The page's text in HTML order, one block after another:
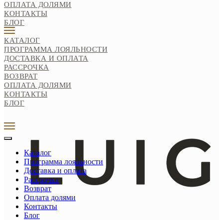
=
0
0
ОПЛАТА ДОЛЯМИ
КОНТАКТЫ
БЛОГ
КАТАЛОГ
ПРОГРАММА ЛОЯЛЬНОСТИ
ДОСТАВКА И ОПЛАТА
РАССРОЧКА
ВОЗВРАТ
ОПЛАТА ДОЛЯМИ
КОНТАКТЫ
БЛОГ
Каталог
Программа лояльности
Доставка и оплата
Рассрочка
Возврат
Оплата долями
Контакты
Блог